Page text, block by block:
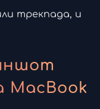
трекпада, и
MacBook